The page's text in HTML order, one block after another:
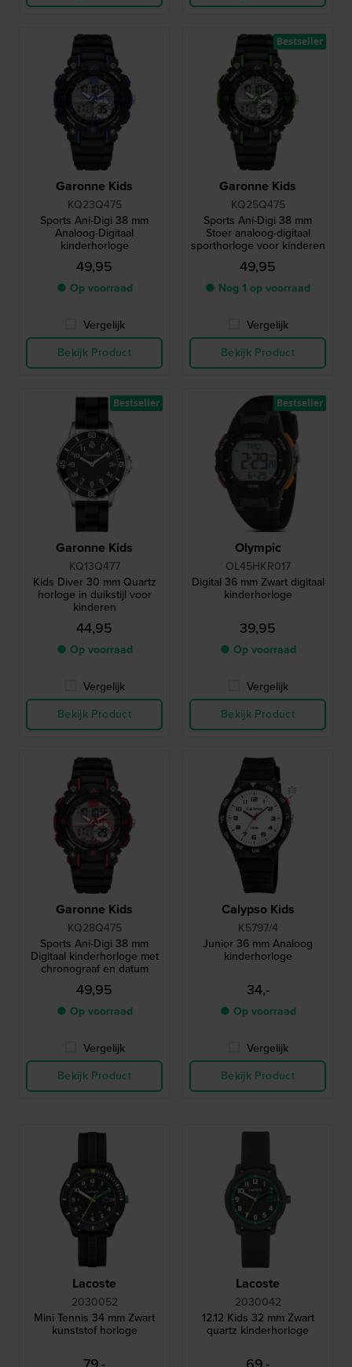
Garonne Kids
KQ23Q475
Sports Ani-Digi 38 mm
Analoog-Digitaal
kinderhorloge
49,95
● Op voorraad
Vergelijk
Bekijk Product
Garonne Kids
KQ25Q475
Sports Ani-Digi 38 mm
Stoer analoog-digitaal
sporthorloge voor kinderen
49,95
● Nog 1 op voorraad
Vergelijk
Bekijk Product
Bestseller
Garonne Kids
KQ13Q477
Kids Diver 30 mm Quartz
horloge in duikstijl voor
kinderen
44,95
● Op voorraad
Vergelijk
Bekijk Product
Bestseller
Olympic
OL45HKR017
Digital 36 mm Zwart digitaal
kinderhorloge
39,95
● Op voorraad
Vergelijk
Bekijk Product
Bestseller
Garonne Kids
KQ28Q475
Sports Ani-Digi 38 mm
Digitaal kinderhorloge met
chronograaf en datum
49,95
● Op voorraad
Vergelijk
Bekijk Product
Calypso Kids
K5797/4
Junior 36 mm Analoog
kinderhorloge
34,-
● Op voorraad
Vergelijk
Bekijk Product
Lacoste
2030052
Mini Tennis 34 mm Zwart
kunststof horloge
Lacoste
2030042
12.12 Kids 32 mm Zwart
quartz kinderhorloge